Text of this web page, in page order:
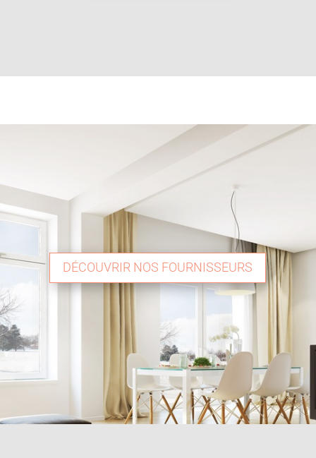
DÉCOUVRIR NOS FOURNISSEURS